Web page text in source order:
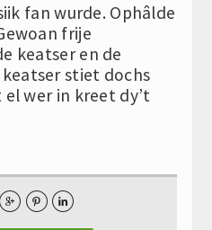
fan wurde. Ophâlde
frije
keatser en de
stiet dochs
wer in kreet dy’t
  